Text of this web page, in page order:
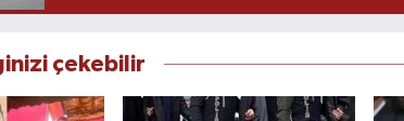
çekebilir